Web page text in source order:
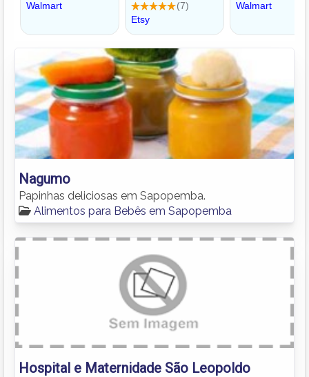
Nagumo
Papinhas deliciosas em Sapopemba.
Alimentos para Bebês em Sapopemba
Hospital e Maternidade São Leopoldo